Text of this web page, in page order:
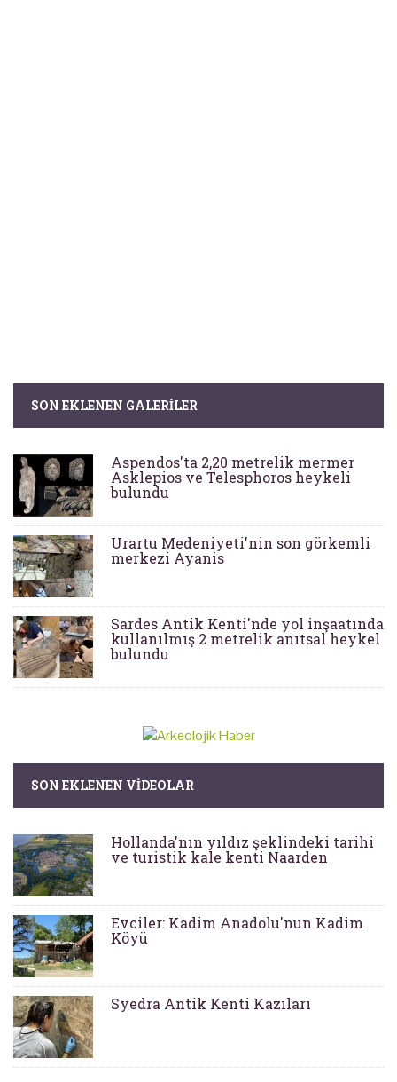
SON EKLENEN GALERILER
Aspendos'ta 2,20 metrelik mermer
Asklepios ve Telesphoros heykeli
bulundu
Urartu Medeniyeti'nin son görkemli
merkezi Ayanis
Sardes Antik Kenti'nde yol inşaatında
kullanılmış 2 metrelik anıtsal heykel
bulundu
SON EKLENEN VIDEOLAR
Hollanda'nın yıldız şeklindeki tarihi
ve turistik kale kenti Naarden
Evciler: Kadim Anadolu'nun Kadim
Köyü
Syedra Antik Kenti Kazıları